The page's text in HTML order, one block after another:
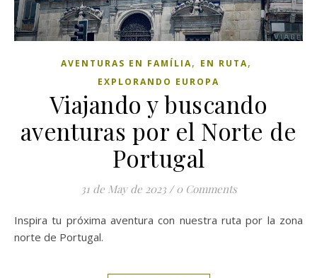
AVENTURAS EN FAMÍLIA, EN RUTA,
EXPLORANDO EUROPA
Viajando y buscando
aventuras por el Norte de
Portugal
31 de May de 2023 / 0 Comments
Inspira tu próxima aventura con nuestra ruta por la zona
norte de Portugal.